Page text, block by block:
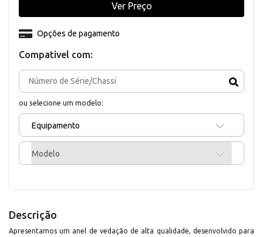
Compativel com:
ou selecione um modelo:
Equipamento
Modelo
Opções de pagamento
Ver Preço
Descrição
Apresentamos um anel de vedação de alta qualidade, desenvolvido para